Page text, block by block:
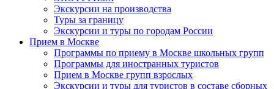
Экскурсии на производства
Туры за границу
Экскурсии и туры по городам России
Прием в Москве
Программы по приему в Москве школьных групп
Программы для иностранных туристов
Прием в Москве групп взрослых
Экскурсии и туры для туристов в составе сборных